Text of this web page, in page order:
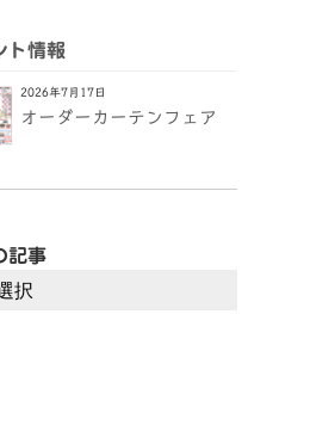
ト情報
2026年7月17日
オーダーカーテンフェア
記事